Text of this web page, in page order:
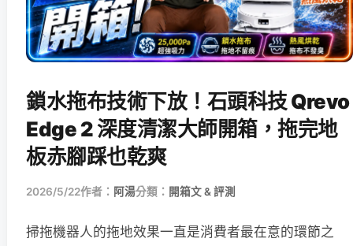
鎖水拖布技術下放！石頭科技 Qrevo
Edge 2 深度清潔大師開箱，拖完地
板赤腳踩也乾爽
2026/5/22作者： 阿湯分類： 開箱文 & 評測
掃拖機器人的拖地效果一直是消費者最在意的環節之